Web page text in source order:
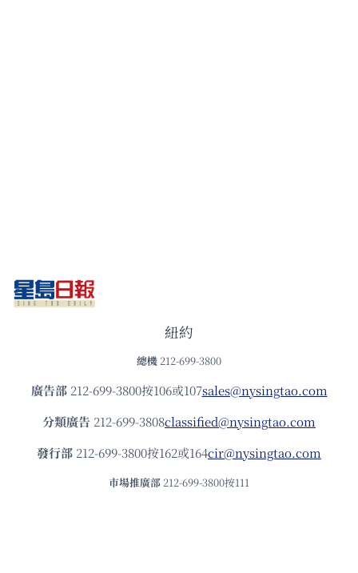
紐約
總機 212-699-3800
廣告部212-699-3800按106或107sales@nysingtao.com
分類廣告 212-699-3808classified@nysingtao.com
發⾏部 212-699-3800按162或164cir@nysingtao.com
市場推廣部 212-699-3800按111